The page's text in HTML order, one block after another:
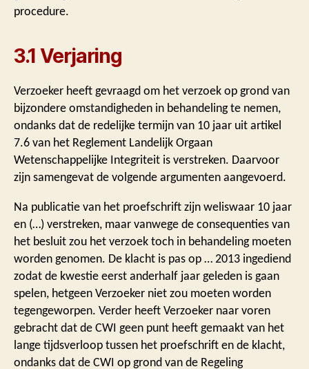
procedure.
3.1 Verjaring
Verzoeker heeft gevraagd om het verzoek op grond van
bijzondere omstandigheden in behandeling te nemen,
ondanks dat de redelijke termijn van 10 jaar uit artikel
7.6 van het Reglement Landelijk Orgaan
Wetenschappelijke Integriteit is verstreken. Daarvoor
zijn samengevat de volgende argumenten aangevoerd.
Na publicatie van het proefschrift zijn weliswaar 10 jaar
en (…) verstreken, maar vanwege de consequenties van
het besluit zou het verzoek toch in behandeling moeten
worden genomen. De klacht is pas op … 2013 ingediend
zodat de kwestie eerst anderhalf jaar geleden is gaan
spelen, hetgeen Verzoeker niet zou moeten worden
tegengeworpen. Verder heeft Verzoeker naar voren
gebracht dat de CWI geen punt heeft gemaakt van het
lange tijdsverloop tussen het proefschrift en de klacht,
ondanks dat de CWI op grond van de Regeling